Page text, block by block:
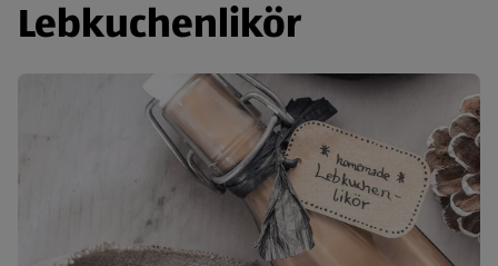
Lebkuchenlikör